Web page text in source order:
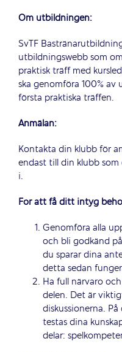
Om utbildningen:
SvTF
utbildningswebb som
praktisk träff med
ska genomföra 100%
första praktiska träffen.
Anmälan:
Kontakta din klubb för
endast till din klubb
i.
För att få ditt intyg
Genomföra alla
och bli godkänd
du sparar dina
detta sedan
Ha full närvaro
delen. Det är
diskussionerna.
testas dina
delar: